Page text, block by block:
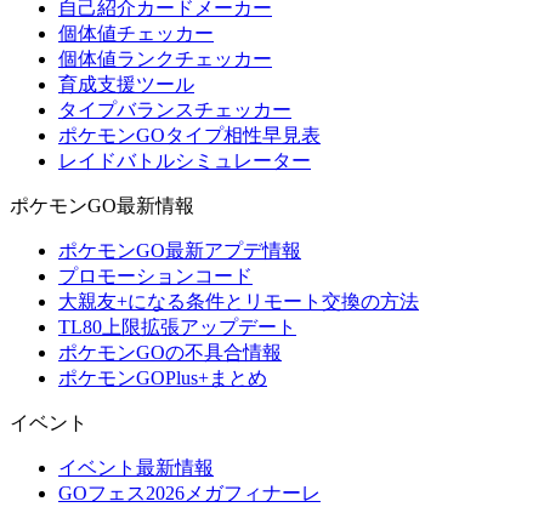
自己紹介カードメーカー
個体値チェッカー
個体値ランクチェッカー
育成支援ツール
タイプバランスチェッカー
ポケモンGOタイプ相性早見表
レイドバトルシミュレーター
ポケモンGO最新情報
ポケモンGO最新アプデ情報
プロモーションコード
大親友+になる条件とリモート交換の方法
TL80上限拡張アップデート
ポケモンGOの不具合情報
ポケモンGOPlus+まとめ
イベント
イベント最新情報
GOフェス2026メガフィナーレ